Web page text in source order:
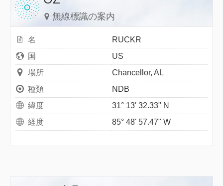
無線標識の案内
名
RUCKR
国
US
場所
Chancellor, AL
種類
NDB
緯度
31° 13' 32.33" N
経度
85° 48' 57.47" W